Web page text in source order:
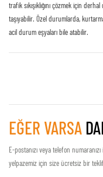
trafik sıkışıklığını çözmek için
taşıyabilir. Özel durumlarda,
acil durum eşyaları bile atabilir.
EĞER VARSA
E-postanızı veya telefon
yelpazemiz için size ücretsiz bir